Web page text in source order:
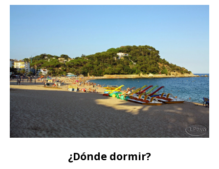
¿Dónde dormir?